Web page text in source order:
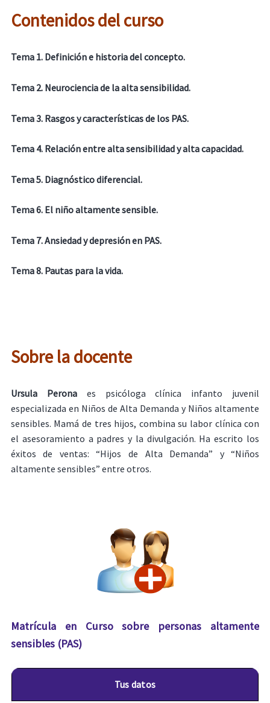
Contenidos del curso
Tema 1. Definición e historia del concepto.
Tema 2. Neurociencia de la alta sensibilidad.
Tema 3. Rasgos y características de los PAS.
Tema 4. Relación entre alta sensibilidad y alta capacidad.
Tema 5. Diagnóstico diferencial.
Tema 6. El niño altamente sensible.
Tema 7. Ansiedad y depresión en PAS.
Tema 8. Pautas para la vida.
Sobre la docente
Ursula Peronaes psicóloga clínica infanto juvenil
especializada en Niños de Alta Demanda y Niños altamente
sensibles. Mamá de tres hijos, combina su labor clínica con
el asesoramiento a padres y la divulgación. Ha escrito los
éxitos de ventas: “Hijos de Alta Demanda” y “Niños
altamente sensibles” entre otros.
Matrícula en Curso sobre personas altamente
sensibles (PAS)
Tus datos